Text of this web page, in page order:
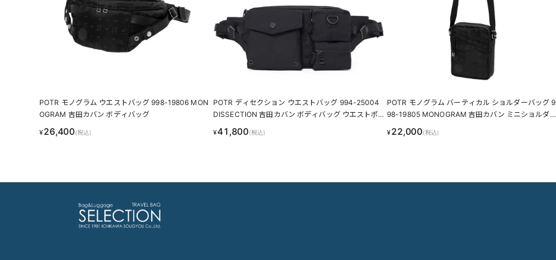
POTR モノグラム ウエストバッグ 998-19806 MON
OGRAM 吉田カバン ボディバッグ
¥26,400(税込)
POTR ディセクション ウエストバッグ 994-25004
DISSECTION 吉田カバン ボディバッグ ウエストポ
ーチ 1L
¥41,800(税込)
POTR モノグラム バーティカル ショルダーバッグ 9
98-19805 MONOGRAM 吉田カバン ミニショルダー
バッグ
¥22,000(税込)